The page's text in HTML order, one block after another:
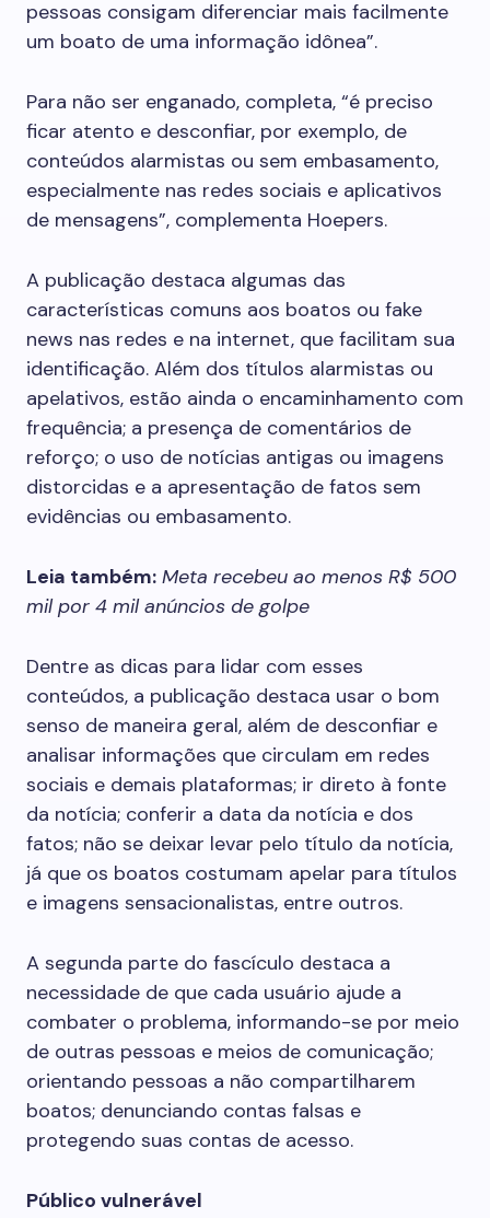
pessoas consigam diferenciar mais facilmente
um boato de uma informação idônea”.
Para não ser enganado, completa, “é preciso
ficar atento e desconfiar, por exemplo, de
conteúdos alarmistas ou sem embasamento,
especialmente nas redes sociais e aplicativos
de mensagens”, complementa Hoepers.
A publicação destaca algumas das
características comuns aos boatos ou fake
news nas redes e na internet, que facilitam sua
identificação. Além dos títulos alarmistas ou
apelativos, estão ainda o encaminhamento com
frequência; a presença de comentários de
reforço; o uso de notícias antigas ou imagens
distorcidas e a apresentação de fatos sem
evidências ou embasamento.
Leia também: Meta recebeu ao menos R$ 500
mil por 4 mil anúncios de golpe
Dentre as dicas para lidar com esses
conteúdos, a publicação destaca usar o bom
senso de maneira geral, além de desconfiar e
analisar informações que circulam em redes
sociais e demais plataformas; ir direto à fonte
da notícia; conferir a data da notícia e dos
fatos; não se deixar levar pelo título da notícia,
já que os boatos costumam apelar para títulos
e imagens sensacionalistas, entre outros.
A segunda parte do fascículo destaca a
necessidade de que cada usuário ajude a
combater o problema, informando-se por meio
de outras pessoas e meios de comunicação;
orientando pessoas a não compartilharem
boatos; denunciando contas falsas e
protegendo suas contas de acesso.
Público vulnerável